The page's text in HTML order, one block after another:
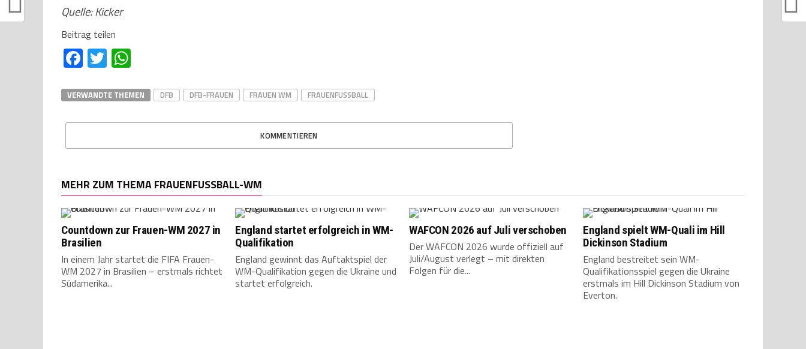
Quelle: Kicker
Beitrag teilen
Facebook
Twitter
VERWANDTE THEMEN DFB DFB-FRAUEN FRAUEN WM FRAUENFUSSBALL
KOMMENTIEREN
MEHR ZUM THEMA FRAUENFUSSBALL-WM
Countdown zur Frauen-WM 2027 in
Brasilien
In einem Jahr startet die FIFA Frauen-
WM 2027 in Brasilien – erstmals richtet
Südamerika...
England startet erfolgreich in WM-
Qualifikation
England gewinnt das Auftaktspiel der
WM-Qualifikation gegen die Ukraine und
startet erfolgreich.
WAFCON 2026 auf Juli verschoben
Der WAFCON 2026 wurde offiziell auf
Juli/August verlegt – mit direkten
Folgen für die...
England spielt WM-Quali im Hill
Dickinson Stadium
England bestreitet sein WM-
Qualifikationsspiel gegen die Ukraine
erstmals im Hill Dickinson Stadium von
Everton.